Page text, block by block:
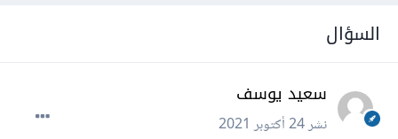
السؤال
سعيد يوسف
نشر24 أكتوبر 2021